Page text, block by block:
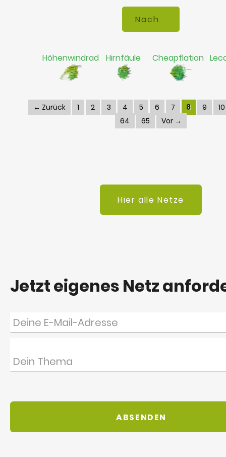
Höhenwindrad Hirnfäule Cheapflation
← Zurück 1 2 3 4 5 6 7 8 9
10
64
65 Vor →
Hier alle Netze
Jetzt eigenes Netz